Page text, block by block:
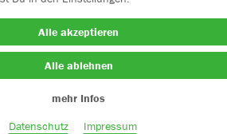
Alle akzeptieren
Alle ablehnen
mehr Infos
Datenschutz
Impressum